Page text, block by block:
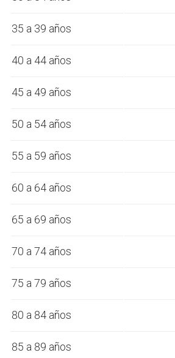
35 a 39 años
40 a 44 años
45 a 49 años
50 a 54 años
55 a 59 años
60 a 64 años
65 a 69 años
70 a 74 años
75 a 79 años
80 a 84 años
85 a 89 años